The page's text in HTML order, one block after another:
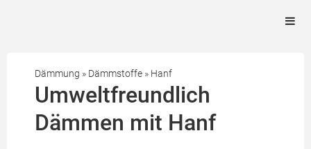
Dämmung » Dämmstoffe » Hanf
Umweltfreundlich
Dämmen mit Hanf